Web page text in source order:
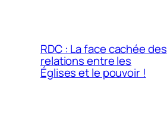
RDC : La face cachée des
relations entre les
Églises et le pouvoir !